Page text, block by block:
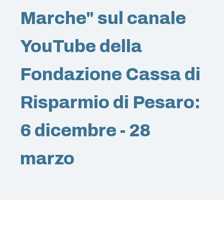
Marche" sul canale
YouTube della
Fondazione Cassa di
Risparmio di Pesaro:
6 dicembre - 28
marzo